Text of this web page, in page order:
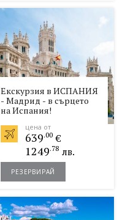
Екскурзия в ИСПАНИЯ
- Мадрид - в сърцето
на Испания!
цена от
639.00 €
1249.78 лв.
РЕЗЕРВИРАЙ